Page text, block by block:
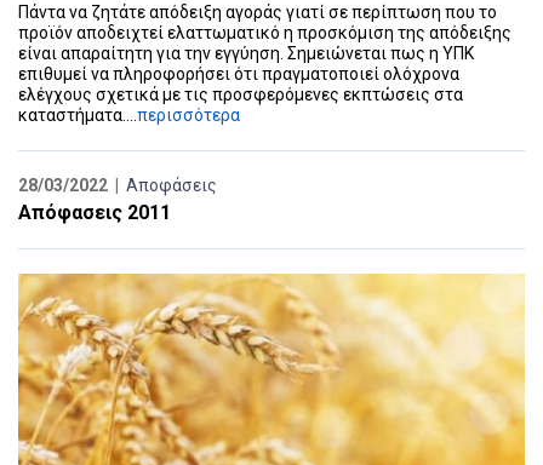
Πάντα να ζητάτε απόδειξη αγοράς γιατί σε περίπτωση που το
προϊόν αποδειχτεί ελαττωματικό η προσκόμιση της απόδειξης
είναι απαραίτητη για την εγγύηση. Σημειώνεται πως η ΥΠΚ
επιθυμεί να πληροφορήσει ότι πραγματοποιεί ολόχρονα
ελέγχους σχετικά με τις προσφερόμενες εκπτώσεις στα
καταστήματα.... περισσότερα
28/03/2022 | Αποφάσεις
Απόφασεις 2011